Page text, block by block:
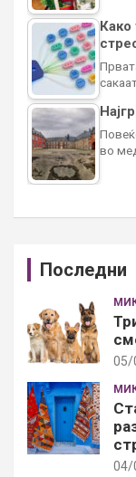
Како
во
Последни
05/
04/